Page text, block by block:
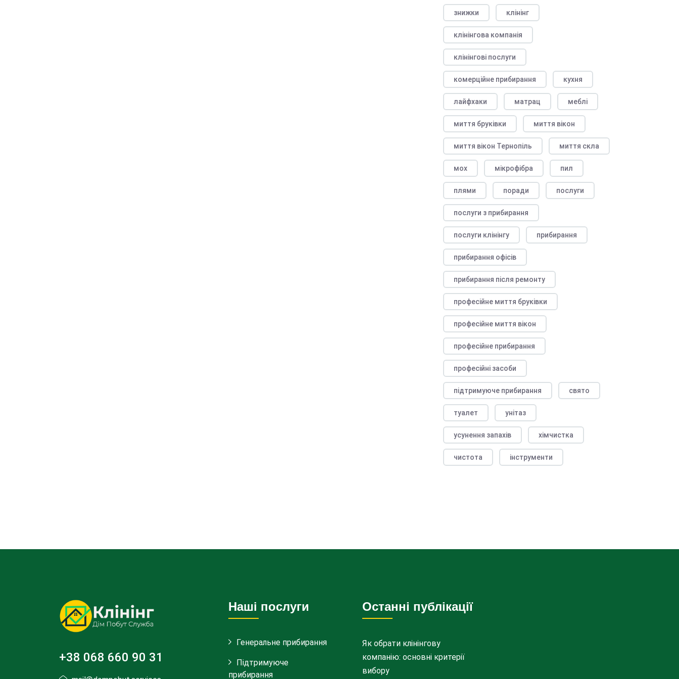
знижки клінінг
клінінгова компанія
клінінгові послуги
комерційне прибирання кухня
лайфхаки матрац меблі
миття бруківки миття вікон
миття вікон Тернопіль миття скла
мох мікрофібра пил
плями поради послуги
послуги з прибирання
послуги клінінгу прибирання
прибирання офісів
прибирання після ремонту
професійне миття бруківки
професійне миття вікон
професійне прибирання
професійні засоби
підтримуюче прибирання свято
туалет унітаз
усунення запахів хімчистка
чистота інструменти
+38 068 660 90 31
Наші послуги
Генеральне прибирання
Підтримуюче
прибирання
Останні публікації
Як обрати клінінгову
компанію: основні критерії
вибору